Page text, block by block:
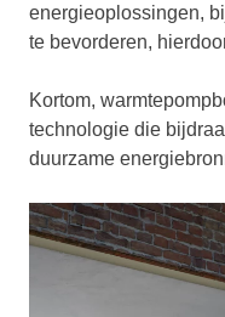
energieoplossingen,
te bevorderen,
Kortom,
technologie die
duurzame